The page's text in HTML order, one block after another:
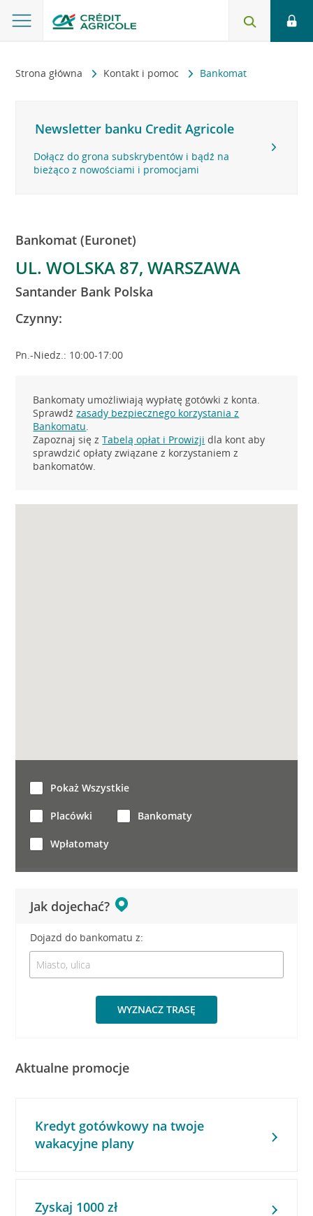
Strona główna Kontakt i pomoc Bankomat
Newsletter banku Credit Agricole
Dołącz do grona subskrybentów i bądź na
bieżąco z nowościami i promocjami
Bankomat (Euronet)
UL. WOLSKA 87, WARSZAWA
Santander Bank Polska
Czynny:
Pn.-Niedz.: 10:00-17:00
Bankomaty umożliwiają wypłatę gotówki z konta.
Sprawdźzasady bezpiecznego korzystania z
Bankomatu.
Zapoznaj się zTabelą opłat i Prowizji dla kont aby
sprawdzić opłaty związane z korzystaniem z
bankomatów.
Jak dojechać?
Dojazd do bankomatu z:
WYZNACZ TRASĘ
Pokaż Wszystkie
Placówki Bankomaty
Wpłatomaty
Aktualne promocje
Kredyt gotówkowy na twoje
wakacyjne plany
Zyskaj 1000 zł